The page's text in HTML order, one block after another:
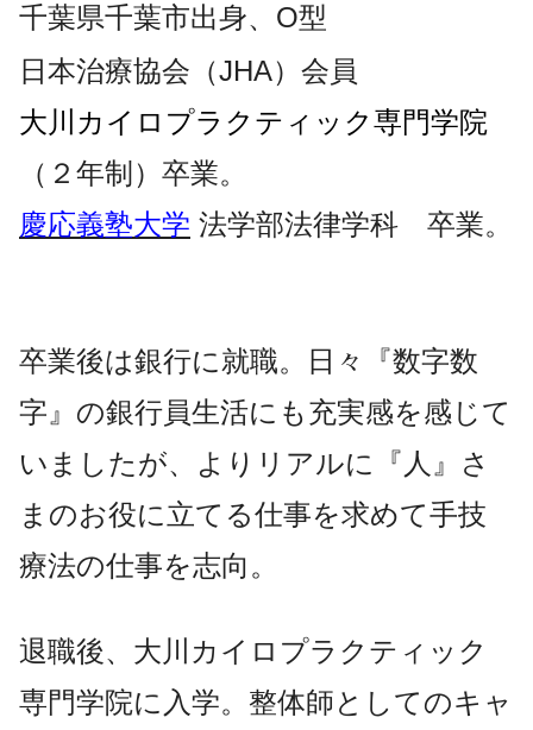
千葉県千葉市出身、O型
日本治療協会（JHA）会員
大川カイロプラクティック専門学院
（２年制）卒業。
慶応義塾大学 法学部法律学科 卒業。
卒業後は銀行に就職。日々『数字数
字』の銀行員生活にも充実感を感じて
いましたが、よりリアルに『人』さ
まのお役に立てる仕事を求めて手技
療法の仕事を志向。
退職後、大川カイロプラクティック
専門学院に入学。整体師としてのキャ